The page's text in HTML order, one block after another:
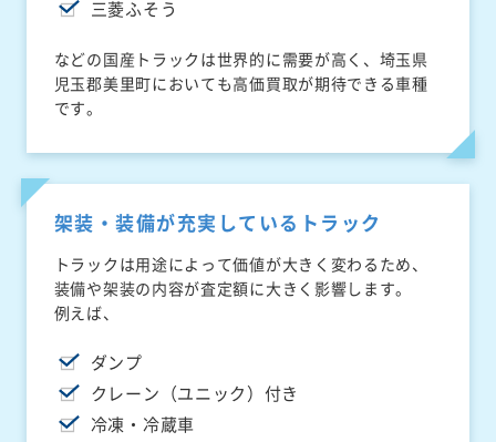
三菱ふそう
などの国産トラックは世界的に需要が高く、埼玉県
児玉郡美里町においても高価買取が期待できる車種
です。
架装・装備が充実しているトラック
トラックは用途によって価値が大きく変わるため、
装備や架装の内容が査定額に大きく影響します。
例えば、
ダンプ
クレーン（ユニック）付き
冷凍・冷蔵車